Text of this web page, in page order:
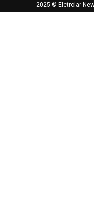
2025 © Eletrolar